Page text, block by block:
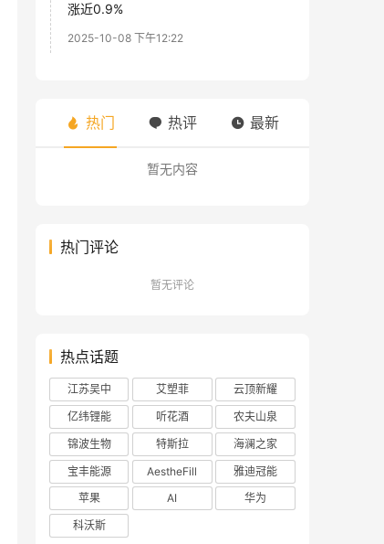
涨近0.9%
2025-10-08 下午12:22
热门 热评 最新
暂无内容
热门评论
暂无评论
热点话题
江苏吴中 艾塑菲
云顶新耀
亿纬锂能
听花酒
农夫山泉
锦波生物
特斯拉
海澜之家
宝丰能源
AestheFill
雅迪冠能
苹果
AI
华为
科沃斯